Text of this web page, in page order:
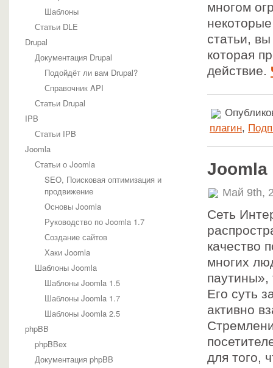
Шаблоны
Статьи DLE
Drupal
Документация Drupal
Подойдёт ли вам Drupal?
Справочник API
Статьи Drupal
IPB
Статьи IPB
Joomla
Статьи о Joomla
SEO, Поисковая оптимизация и
продвижение
Основы Joomla
Руководство по Joomla 1.7
Создание сайтов
Хаки Joomla
Шаблоны Joomla
Шаблоны Joomla 1.5
Шаблоны Joomla 1.7
Шаблоны Joomla 2.5
phpBB
phpBBex
Документация phpBB
многом
статьи,
которая
действие.
плагин,
Joomla
Май 9th,
Сеть
качество
многих
паутины»,
Его суть
активно
для того,